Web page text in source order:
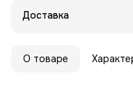
Доставка
О товаре